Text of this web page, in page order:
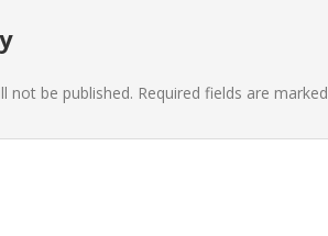
not be published. Required fields are marked